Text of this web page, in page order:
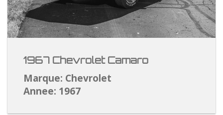
1967 Chevrolet Camaro
Marque: Chevrolet
Annee: 1967